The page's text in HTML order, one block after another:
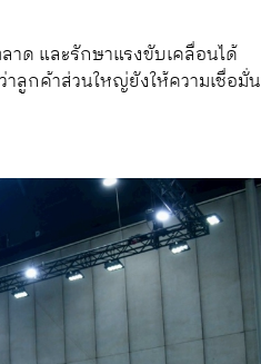
ด และรักษาแรงขับเคลื่อนได้
ลูกค้าส่วนใหญ่ยังให้ความเชื่อมั่น